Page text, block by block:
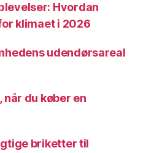
Hvordan
klimaet i 2026
udendørsareal
du køber en
briketter til